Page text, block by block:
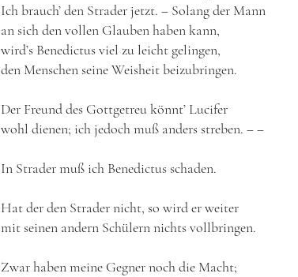
Ich brauch’ den Strader jetzt. ‒ Solang der Mann
an sich den vollen Glauben haben kann,
wird’s Benedictus viel zu leicht gelingen,
den Menschen seine Weisheit beizubringen.
Der Freund des Gottgetreu könnt’ Lucifer
wohl dienen; ich jedoch muß anders streben. ‒ ‒
In Strader muß ich Benedictus schaden.
Hat der den Strader nicht, so wird er weiter
mit seinen andern Schülern nichts vollbringen.
Zwar haben meine Gegner noch die Macht;